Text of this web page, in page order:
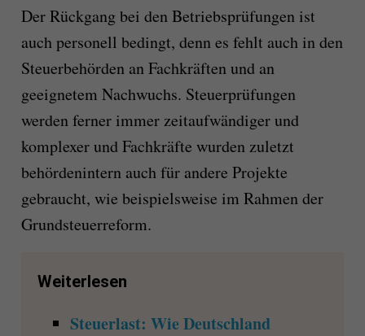
Der Rückgang bei den Betriebsprüfungen ist
auch personell bedingt, denn es fehlt auch in den
Steuerbehörden an Fachkräften und an
geeignetem Nachwuchs. Steuerprüfungen
werden ferner immer zeitaufwändiger und
komplexer und Fachkräfte wurden zuletzt
behördenintern auch für andere Projekte
gebraucht, wie beispielsweise im Rahmen der
Grundsteuerreform.
Weiterlesen
Steuerlast: Wie Deutschland